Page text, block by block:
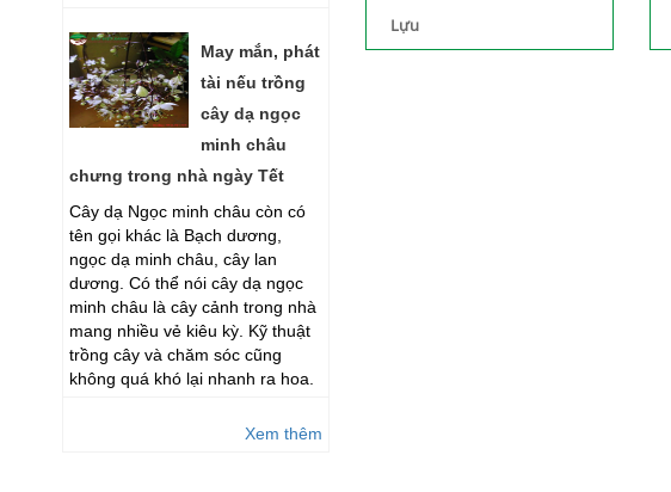
May mắn, phát
tài nếu trồng
cây dạ ngọc
minh châu
chưng trong nhà ngày Tết
Cây dạ Ngọc minh châu còn có
tên gọi khác là Bạch dương,
ngọc dạ minh châu, cây lan
dương. Có thể nói cây dạ ngọc
minh châu là cây cảnh trong nhà
mang nhiều vẻ kiêu kỳ. Kỹ thuật
trồng cây và chăm sóc cũng
không quá khó lại nhanh ra hoa.
Xem thêm
Lựu